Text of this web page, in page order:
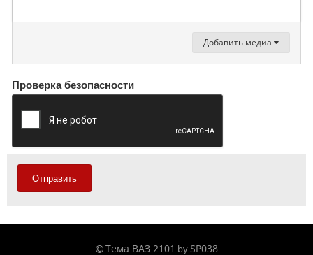
Добавить медиа
Проверка безопасности
Отправить
Тема ВАЗ 2101 by SP038